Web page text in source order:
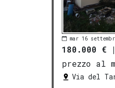
mar 16
180.000 €
prezzo al
Via del